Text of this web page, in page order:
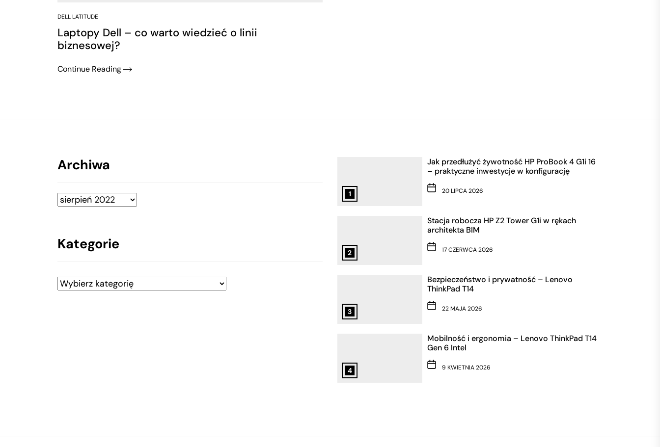
DELL LATITUDE
Laptopy Dell – co warto wiedzieć o linii
biznesowej?
Continue Reading
Archiwa
Archiwa
Kategorie
Kategorie
1
Jak przedłużyć żywotność HP ProBook 4 G1i 16
– praktyczne inwestycje w konfigurację
20 LIPCA 2026
2
Stacja robocza HP Z2 Tower G1i w rękach
architekta BIM
17 CZERWCA 2026
3
Bezpieczeństwo i prywatność – Lenovo
ThinkPad T14
22 MAJA 2026
4
Mobilność i ergonomia – Lenovo ThinkPad T14
Gen 6 Intel
9 KWIETNIA 2026